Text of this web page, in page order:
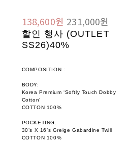
138,600원 231,000원
할인 행사 (OUTLET
SS26)40%
COMPOSITION :
BODY:
Korea Premium ‘Softly Touch Dobby
Cotton’
COTTON 100%
POCKETING:
30’s X 16’s Greige Gabardine Twill
COTTON 100%